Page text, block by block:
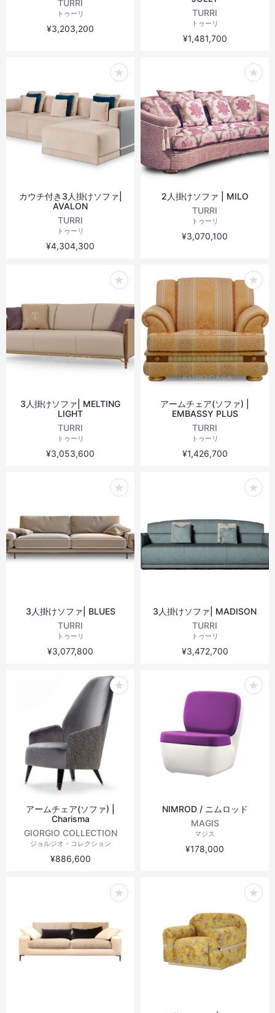
TURRI
トゥーリ
¥3,203,200
TURRI
トゥーリ
¥1,481,700
カウチ付き3人掛けソファ|
AVALON
TURRI
トゥーリ
¥4,304,300
2人掛けソファ | MILO
TURRI
トゥーリ
¥3,070,100
3人掛けソファ| MELTING
LIGHT
TURRI
トゥーリ
¥3,053,600
アームチェア(ソファ) |
EMBASSY PLUS
TURRI
トゥーリ
¥1,426,700
3人掛けソファ| BLUES
TURRI
トゥーリ
¥3,077,800
3人掛けソファ| MADISON
TURRI
トゥーリ
¥3,472,700
アームチェア(ソファ) |
Charisma
GIORGIO COLLECTION
ジョルジオ・コレクション
¥886,600
NIMROD / ニムロッド
MAGIS
マジス
¥178,000